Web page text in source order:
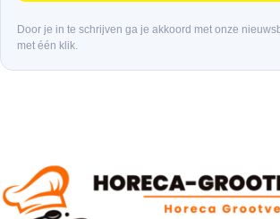
Door je in te schrijven ga je akkoord met onze
met één klik.